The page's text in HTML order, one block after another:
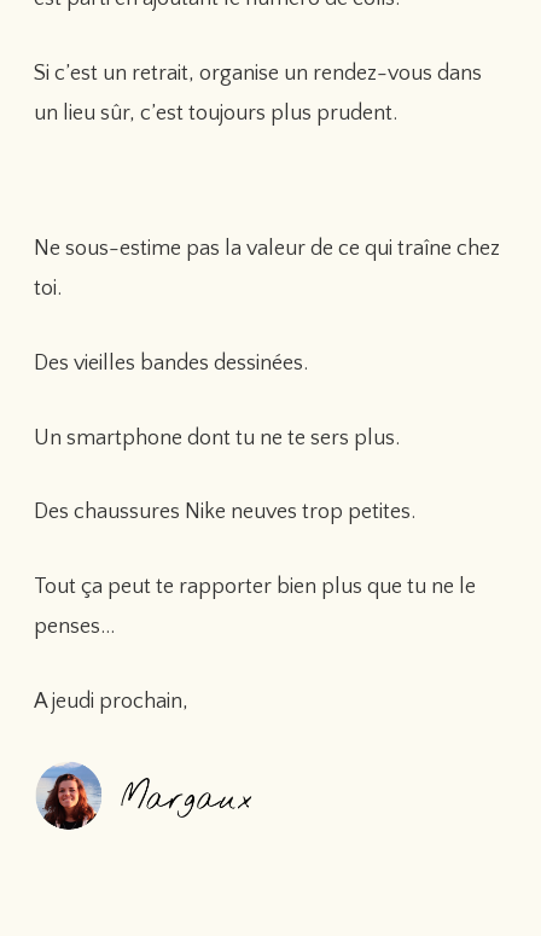
Si c’est un retrait, organise un rendez-vous dans
un lieu sûr, c’est toujours plus prudent.
Ne sous-estime pas la valeur de ce qui traîne chez
toi.
Des vieilles bandes dessinées.
Un smartphone dont tu ne te sers plus.
Des chaussures Nike neuves trop petites.
Tout ça peut te rapporter bien plus que tu ne le
penses…
A jeudi prochain,